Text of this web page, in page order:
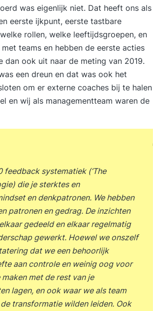
was eigenlijk niet. Dat heeft ons als
eerste ijkpunt, eerste tastbare
rollen, welke leeftijdsgroepen, en
teams en hebben de eerste acties
ook uit naar de meting van 2019.
een dreun en dat was ook het
om er externe coaches bij te halen
en wij als managementteam waren de
feedback systematiek (‘The
die je sterktes en
en denkpatronen. We hebben
patronen en gedrag. De inzichten
gedeeld en elkaar regelmatig
gewerkt. Hoewel we onszelf
dat we een behoorlijk
aan controle en weinig oog voor
met de rest van je
lagen, en ook waar we als team
transformatie wilden leiden. Ook